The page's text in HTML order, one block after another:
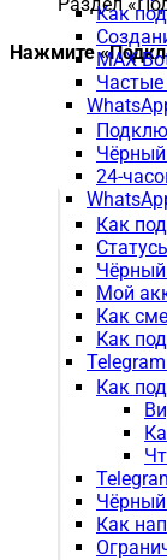
Как
MAX
Частые
Чёрный
24-
Как
Чёрный
Мой
Как
Как
Как
Чёрный
Как
Нажмите